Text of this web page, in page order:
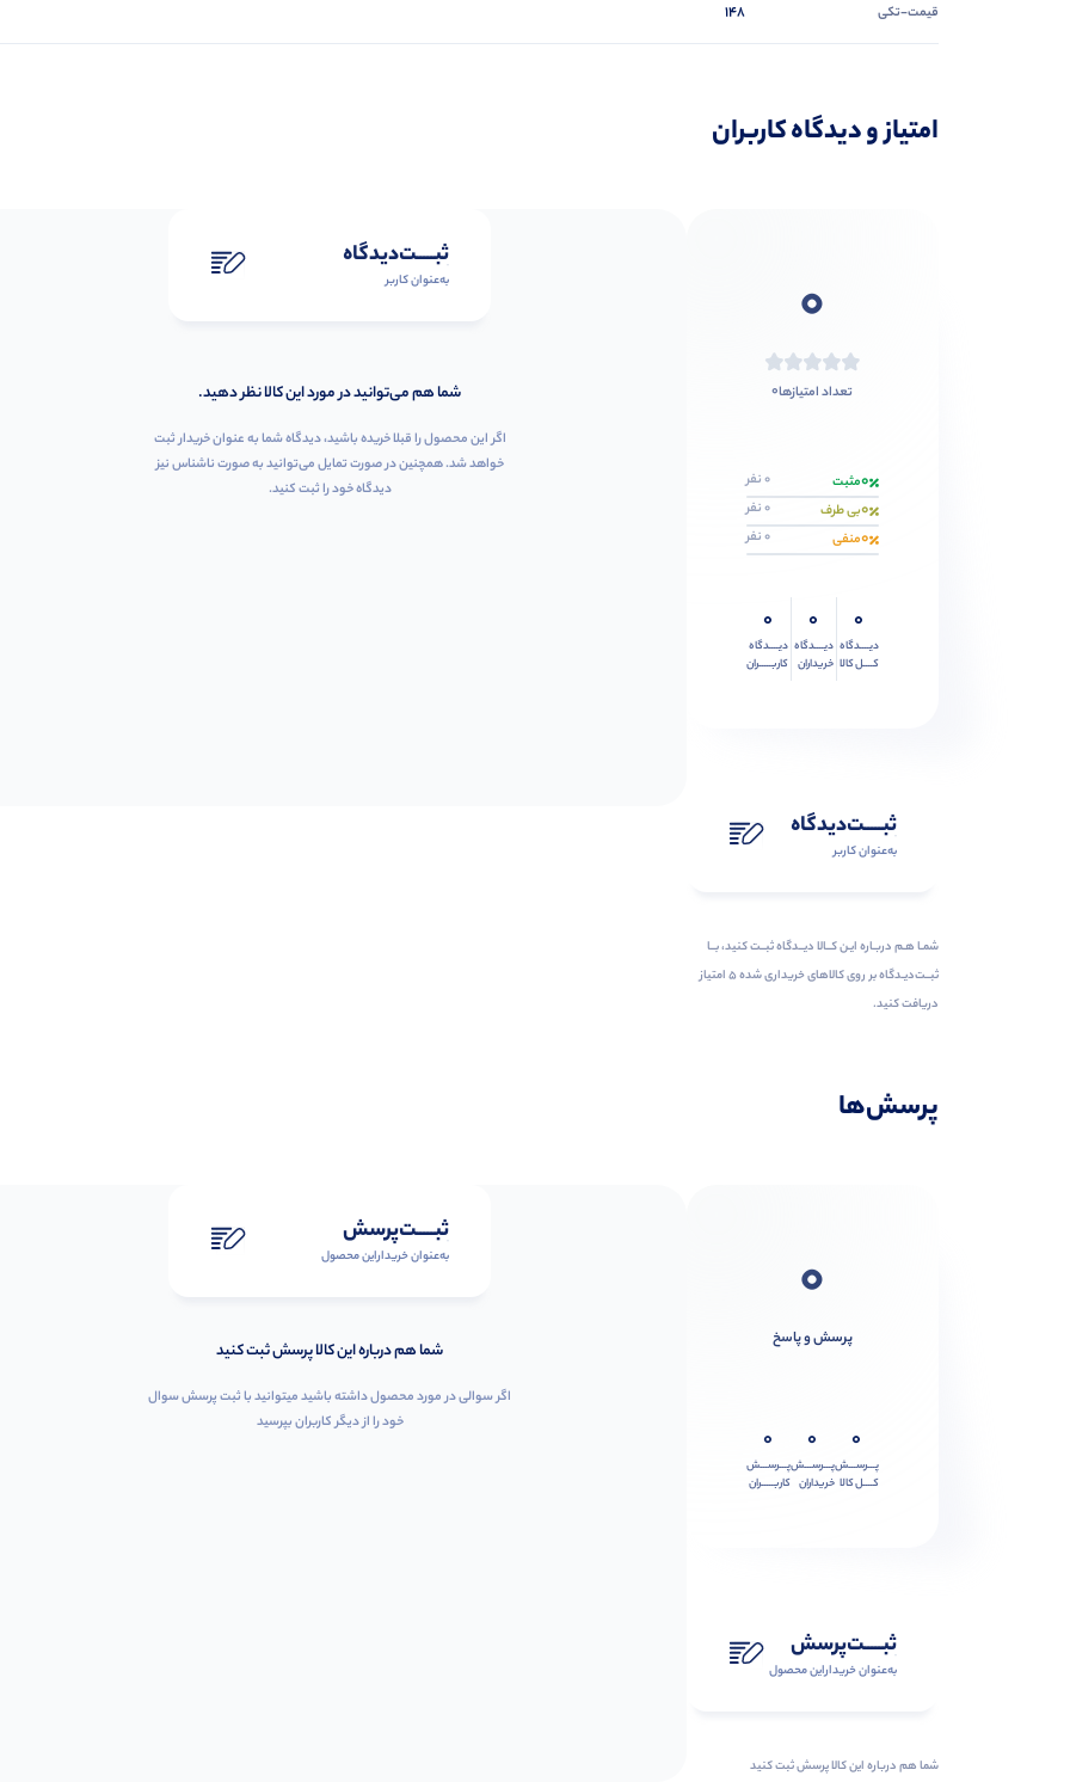
قیمت-تکی 148
امتیاز و دیدگاه کاربران
0
تعداد امتیازها0
0مثبت 0 نفر
0بی طرف 0 نفر
0منفی 0 نفر
0
دیــــدگاه
کــــل کالا
0
دیــــدگاه
خریداران
0
دیــــدگاه
کاربـــــران
ثبـــــت‌دیدگاه
به‌عنوان کاربر
شمـا هـم دربـاره ایـن کــالا دیــدگاه ثبــت کنید، بــا
ثبــت‌دیـدگاه بر روی کالاهای خریداری شده ۵ امتیاز
دریافت کنید.
ثبـــــت‌دیدگاه
به‌عنوان کاربر
شما هم می‌توانید در مورد این کالا نظر دهید.
اگر این محصول را قبلا خریده باشید، دیدگاه شما به عنوان خریدار ثبت
خواهد شد. همچنین در صورت تمایل می‌توانید به صورت ناشناس نیز
دیدگاه خود را ثبت کنید.
پرسش‌ها
0
پرسش و پاسخ
0
پـــرســـش
کــــل کالا
0
پـــرســـش
خریداران
0
پـــرســـش
کاربـــــران
ثبـــــت‌پرسش
به‌عنوان ‌خریدار‌این‌ محصول
شما هم درباره این کالا پرسش ثبت کنید
ثبـــــت‌پرسش
به‌عنوان ‌خریدار‌این‌ محصول
شما هم درباره این کالا پرسش ثبت کنید
اگر سوالی در مورد محصول داشته باشید میتوانید با ثبت پرسش سوال
خود را از دیگر کاربران بپرسید